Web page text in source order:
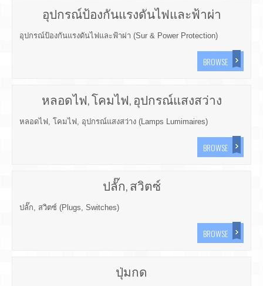
อุปกรณ์ป้องกันแรงดันไฟและฟ้าผ่า
อุปกรณ์ป้องกันแรงดันไฟและฟ้าผ่า (Sur & Power Protection)
BROWSE
หลอดไฟ, โคมไฟ, อุปกรณ์แสงสว่าง
หลอดไฟ, โคมไฟ, อุปกรณ์แสงสว่าง (Lamps Lumimaires)
BROWSE
ปลั๊ก, สวิตซ์
ปลั๊ก, สวิตซ์ (Plugs, Switches)
BROWSE
ปุ่มกด